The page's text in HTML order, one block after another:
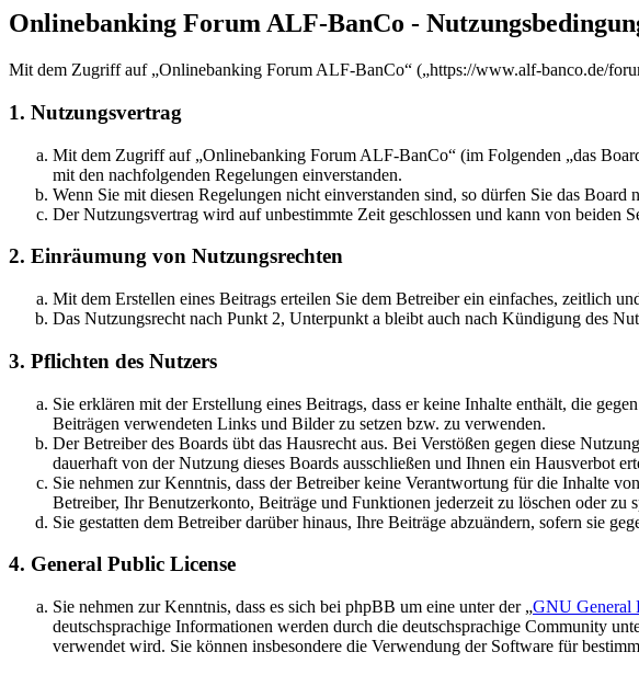
Onlinebanking Forum ALF-BanCo -
Mit dem Zugriff auf „Onlinebanking Forum ALF-BanCo“ („https://www.alf-banco.de/
1. Nutzungsvertrag
Mit dem Zugriff auf „Onlinebanking Forum ALF-BanCo“ (im Folgenden „das
mit den nachfolgenden Regelungen einverstanden.
Wenn Sie mit diesen Regelungen nicht einverstanden sind, so dürfen Sie das
Der Nutzungsvertrag wird auf unbestimmte Zeit geschlossen und kann von beiden
2. Einräumung von Nutzungsrechten
Mit dem Erstellen eines Beitrags erteilen Sie dem Betreiber ein einfaches, zeitlich
Das Nutzungsrecht nach Punkt 2, Unterpunkt a bleibt auch nach Kündigung des
3. Pflichten des Nutzers
Sie erklären mit der Erstellung eines Beitrags, dass er keine Inhalte enthält, die
Beiträgen verwendeten Links und Bilder zu setzen bzw. zu verwenden.
Der Betreiber des Boards übt das Hausrecht aus. Bei Verstößen gegen diese
dauerhaft von der Nutzung dieses Boards ausschließen und Ihnen ein Hausverbot
Sie nehmen zur Kenntnis, dass der Betreiber keine Verantwortung für die Inhalte
Betreiber, Ihr Benutzerkonto, Beiträge und Funktionen jederzeit zu löschen oder zu
Sie gestatten dem Betreiber darüber hinaus, Ihre Beiträge abzuändern, sofern sie
4. General Public License
Sie nehmen zur Kenntnis, dass es sich bei phpBB um eine unter der „GNU General
deutschsprachige Informationen werden durch die deutschsprachige Community
verwendet wird. Sie können insbesondere die Verwendung der Software für